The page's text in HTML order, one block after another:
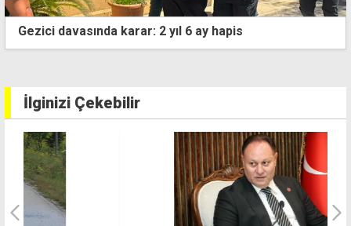
Karaağaç köyüne iki saat elektrik verilemeyecek
İlginizi Çekebilir